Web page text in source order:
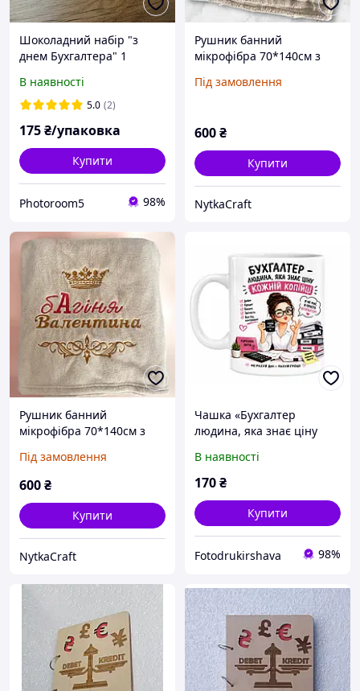
Шоколадний набір "з
днем Бухгалтера" 1
В наявності
5.0 (2)
175₴/упаковка
Купити
Photoroom5 98%
Рушник банний
мікрофібра 70*140см з
баби, а Лєна Богиня»
Під замовлення
600₴
Купити
NytkaCraft
Рушник банний
мікрофібра 70*140см з
Валентина(будь яке ім`я)"
Під замовлення
600₴
Купити
NytkaCraft
Чашка «Бухгалтер
людина, яка знає ціну
В наявності
170₴
Купити
Fotodrukirshava 98%